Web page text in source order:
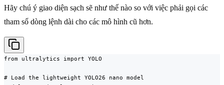
Hãy chú ý giao diện sạch sẽ như thế nào so với việc phải gọi các
tham số dòng lệnh dài cho các mô hình cũ hơn.
from ultralytics import YOLO
# Load the lightweight YOLO26 nano model